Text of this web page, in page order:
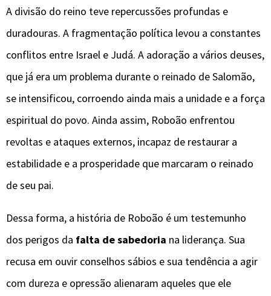
A divisão do reino teve repercussões profundas e
duradouras. A fragmentação política levou a constantes
conflitos entre Israel e Judá. A adoração a vários deuses,
que já era um problema durante o reinado de Salomão,
se intensificou, corroendo ainda mais a unidade e a força
espiritual do povo. Ainda assim, Roboão enfrentou
revoltas e ataques externos, incapaz de restaurar a
estabilidade e a prosperidade que marcaram o reinado
de seu pai.
Dessa forma, a história de Roboão é um testemunho
dos perigos da falta de sabedoria na liderança. Sua
recusa em ouvir conselhos sábios e sua tendência a agir
com dureza e opressão alienaram aqueles que ele